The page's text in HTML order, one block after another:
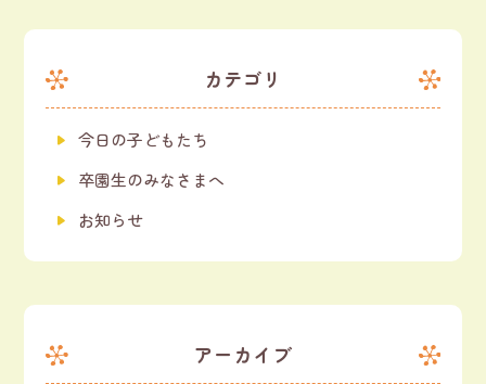
カテゴリ
今日の子どもたち
卒園生のみなさまへ
お知らせ
アーカイブ